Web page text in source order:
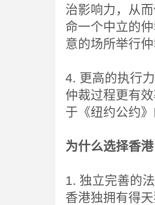
治影响力，从
命一个中立的
意的场所举行
4. 更高的执行
仲裁过程更有
于《纽约公约
为什么选择香港
1. 独立完善的
香港独拥有得